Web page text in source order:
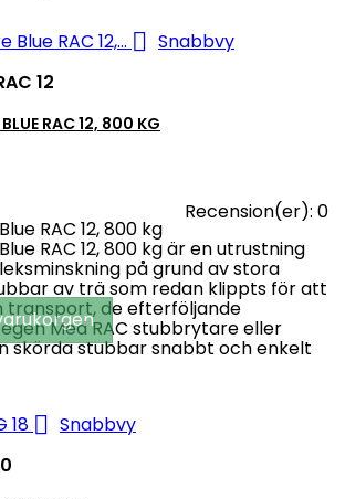
 Snabbvy
12
RAC 12, 800 KG
Recension(er): 0
RAC 12, 800 kg
RAC 12, 800 kg är en utrustning
på grund av stora
av trä som redan klippts för att
transport, de efterföljande
Med RAC stubbrytare eller
skörda stubbar snabbt och enkelt
 Snabbvy